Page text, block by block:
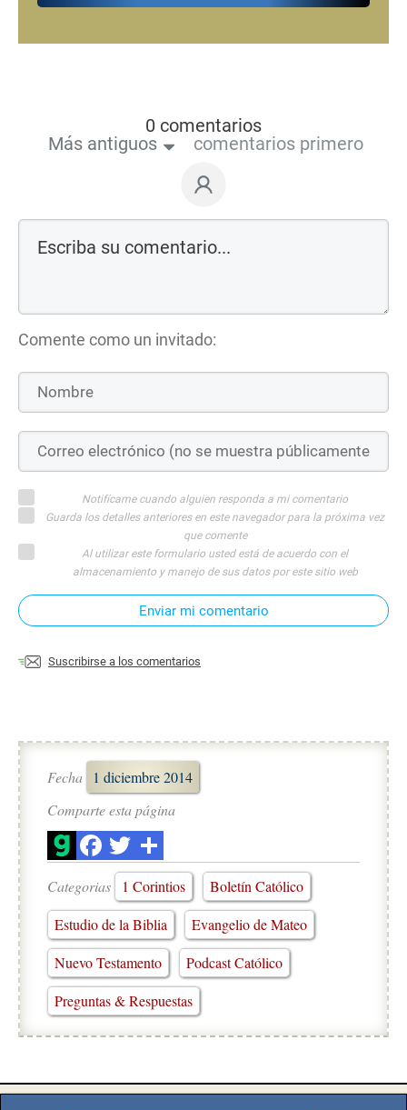
0 comentarios
Más antiguos
comentarios primero
Comente como un invitado:
Notifícame cuando alguien responda a mi comentario
Guarda los detalles anteriores en este navegador para la próxima vez
que comente
Al utilizar este formulario usted está de acuerdo con el
almacenamiento y manejo de sus datos por este sitio web
Enviar mi comentario
Suscribirse a los comentarios
Fecha
1 diciembre 2014
Comparte esta página
Categorias 1 Corintios
Boletín Católico
Estudio de la Biblia
Evangelio de Mateo
Nuevo Testamento
Podcast Católico
Preguntas & Respuestas